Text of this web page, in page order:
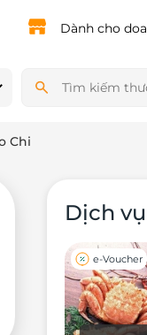
Dành cho
Chi
Dịch
e-Voucher